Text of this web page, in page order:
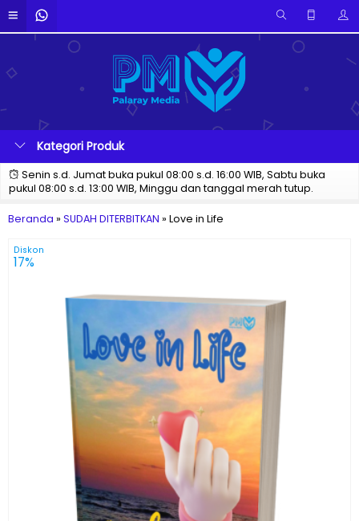
Kategori Produk
Senin s.d. Jumat buka pukul 08:00 s.d. 16:00 WIB, Sabtu buka
pukul 08:00 s.d. 13:00 WIB, Minggu dan tanggal merah tutup.
Beranda » SUDAH DITERBITKAN » Love in Life
Diskon
17%